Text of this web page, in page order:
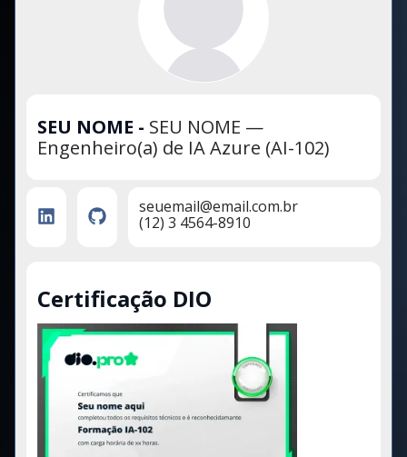
SEU NOME - SEU NOME —
Engenheiro(a) de IA Azure (AI-102)
seuemail@email.com.br
(12) 3 4564-8910
Certificação DIO